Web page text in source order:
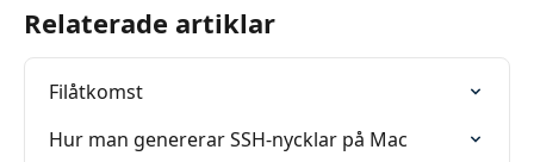
Relaterade artiklar
Filåtkomst
Hur man genererar SSH-nycklar på Mac